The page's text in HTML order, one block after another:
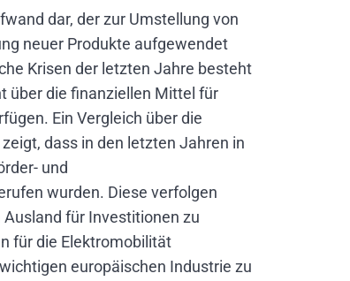
dar, der zur Umstellung von
neuer Produkte aufgewendet
Krisen der letzten Jahre besteht
über die finanziellen Mittel für
Ein Vergleich über die
dass in den letzten Jahren in
und
wurden. Diese verfolgen
für Investitionen zu
für die Elektromobilität
europäischen Industrie zu